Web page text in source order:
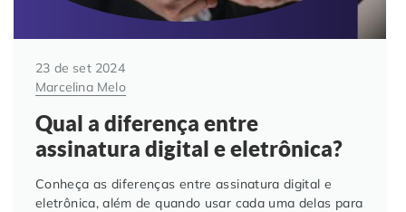
Assinatura Digital
Auditoria de Processos
Transformação Digital
Gestão do Departamento Pessoal
Cooperativas
23 de set 2024
Marcelina Melo
Qual a diferença entre
assinatura digital e eletrônica?
Conheça as diferenças entre assinatura digital e
eletrônica, além de quando usar cada uma delas para